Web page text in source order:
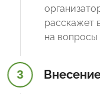
расскажет
на вопросы
3